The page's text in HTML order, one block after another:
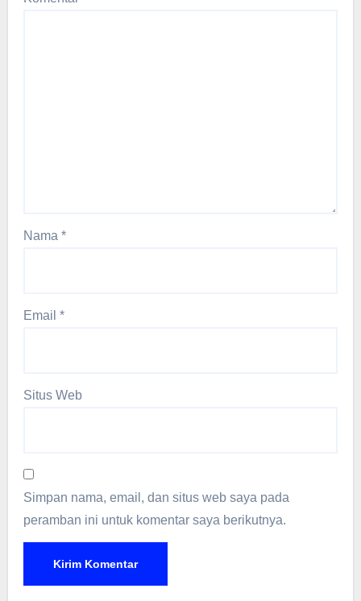
Nama*
Email*
Situs Web
Simpan nama, email, dan situs web saya pada
peramban ini untuk komentar saya berikutnya.